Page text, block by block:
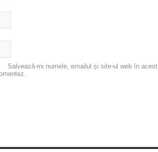
Salvează-mi numele, emailul și site-ul web în acest